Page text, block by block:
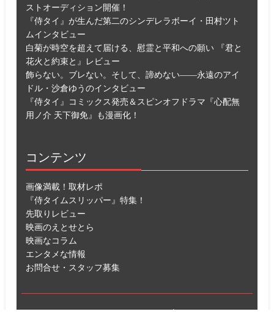
ストオーディション開催！
『侍タイ』が生んだ第二のシンデレラボーイ・田村ツト
ムインタビュー
白菊が時空を超えて届ける、慰霊と平和への願い 『君と
花火と約束と』レビュー
飾らない。ブレない。そして、諦めない――永遠のアイ
ドル・沙倉ゆうのインタビュー
『侍タイ』コミックス発売＆スピンオフドラマ『心配無
用ノ介 天下御免』も漫画化！
コンテンツ
画像満載！取材レポ
『侍タイムスリッパー』特集！
先取りレビュー
映画のえとせとら
映画なコラム
エンタメな情報
お問合せ・スタッフ募集
© シネマカラーズ